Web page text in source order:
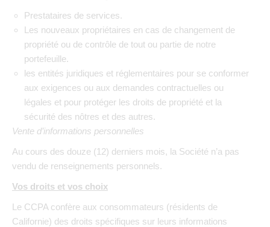
Prestataires de services.
Les nouveaux propriétaires en cas de changement de
propriété ou de contrôle de tout ou partie de notre
portefeuille.
les entités juridiques et réglementaires pour se conformer
aux exigences ou aux demandes contractuelles ou
légales et pour protéger les droits de propriété et la
sécurité des nôtres et des autres.
Vente d’informations personnelles
Au cours des douze (12) derniers mois, la Société n’a pas
vendu de renseignements personnels.
Vos droits et vos choix
Le CCPA confère aux consommateurs (résidents de
Californie) des droits spécifiques sur leurs informations